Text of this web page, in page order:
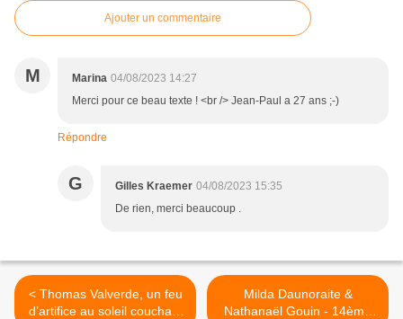
Ajouter un commentaire
M Marina 04/08/2023 14:27
Merci pour ce beau texte ! <br /> Jean-Paul a 27 ans ;-)
Répondre
G Gilles Kraemer 04/08/2023 15:35
De rien, merci beaucoup .
< Thomas Valverde, un feu
d’artifice au soleil couchant
​​​​​​​Milda Daunoraite &
Nathanaël Gouin - 14ème